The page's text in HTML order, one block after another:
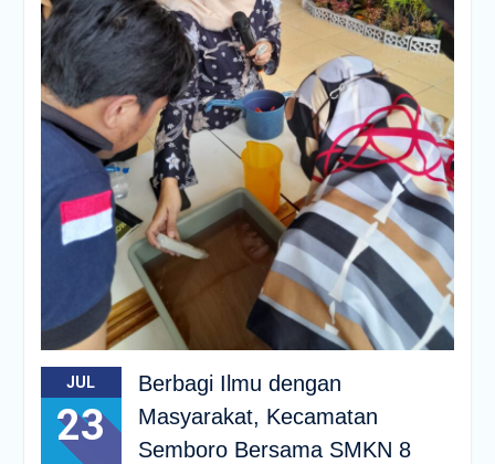
JUL
23
Berbagi Ilmu dengan
Masyarakat, Kecamatan
Semboro Bersama SMKN 8